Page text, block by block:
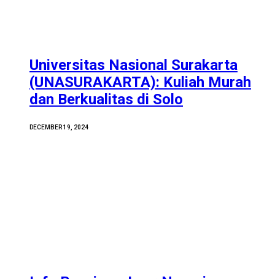
Universitas Nasional Surakarta
(UNASURAKARTA): Kuliah Murah
dan Berkualitas di Solo
DECEMBER 19, 2024